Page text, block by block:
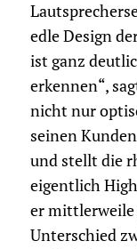
edle Design
ist ganz
erkennen“,
nicht nur
seinen
und stellt die
eigentlich
er mittlerweile
Unterschied